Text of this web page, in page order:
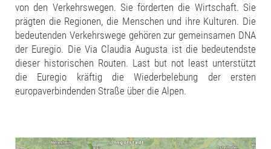
von den Verkehrswegen. Sie förderten die Wirtschaft. Sie
prägten die Regionen, die Menschen und ihre Kulturen. Die
bedeutenden Verkehrswege gehören zur gemeinsamen DNA
der Euregio. Die Via Claudia Augusta ist die bedeutendste
dieser historischen Routen. Last but not least unterstützt
die Euregio kräftig die Wiederbelebung der ersten
europaverbindenden Straße über die Alpen.